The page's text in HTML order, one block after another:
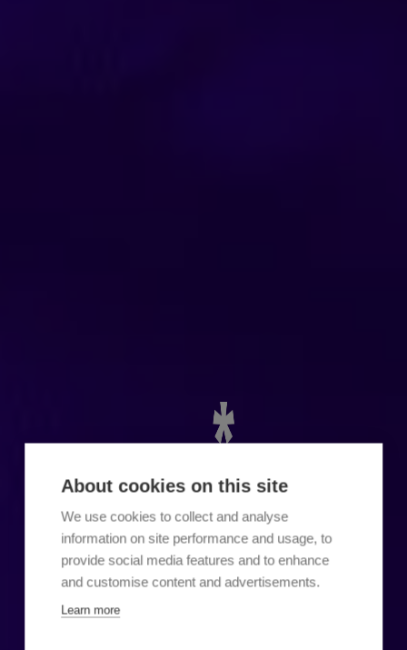
About cookies on this site
We use cookies to collect and analyse
information on site performance and usage, to
provide social media features and to enhance
and customise content and advertisements.
Learn more